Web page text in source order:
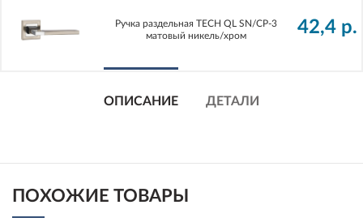
Ручка раздельная TECH QL SN/CP-3
матовый никель/хром
42,4 р.
ОПИСАНИЕ ДЕТАЛИ
ПОХОЖИЕ ТОВАРЫ